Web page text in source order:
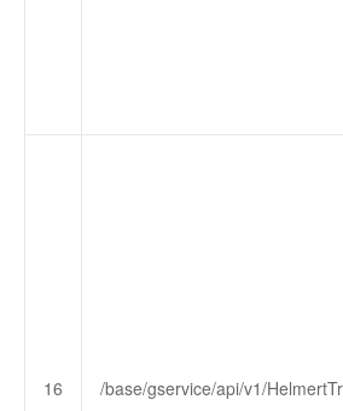
16 /base/gservice/api/v1/